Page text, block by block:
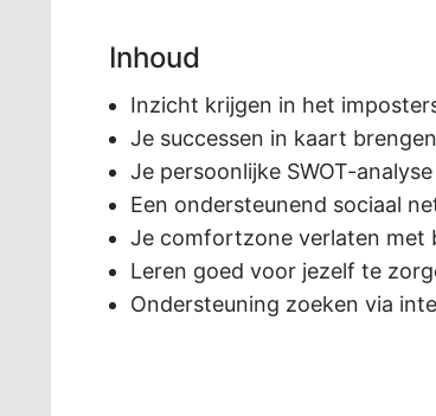
Inhoud
Inzicht krijgen in het
Je successen in kaart
Je persoonlijke SWOT-
Een ondersteunend sociaal
Je comfortzone verlaten met
Leren goed voor jezelf te
Ondersteuning zoeken via